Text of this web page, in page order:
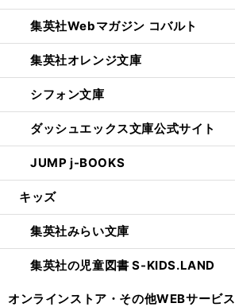
集英社Webマガジン コバルト
集英社オレンジ文庫
シフォン文庫
ダッシュエックス文庫公式サイト
JUMP j-BOOKS
キッズ
集英社みらい文庫
集英社の児童図書 S-KIDS.LAND
オンラインストア・ その他WEBサービス